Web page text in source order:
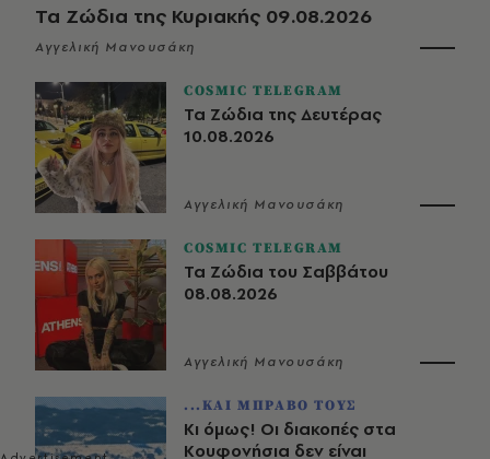
Τα Ζώδια της Κυριακής 09.08.2026
Αγγελική Μανουσάκη
COSMIC TELEGRAM
Τα Ζώδια της Δευτέρας
10.08.2026
Αγγελική Μανουσάκη
COSMIC TELEGRAM
Τα Ζώδια του Σαββάτου
08.08.2026
Αγγελική Μανουσάκη
...ΚΑΙ ΜΠΡΑΒΟ ΤΟΥΣ
Κι όμως! Οι διακοπές στα
Κουφονήσια δεν είναι